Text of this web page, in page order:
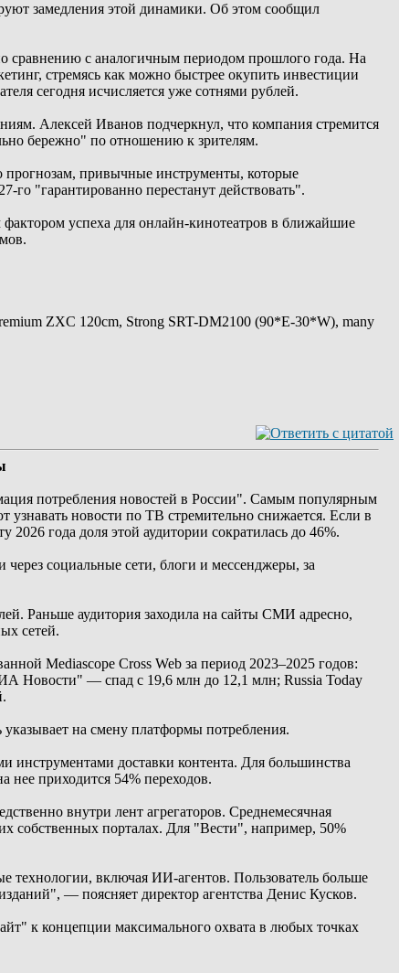
замедления этой динамики. Об этом сообщил
сравнению с аналогичным периодом прошлого года. На
стремясь как можно быстрее окупить инвестиции
сегодня исчисляется уже сотнями рублей.
Алексей Иванов подчеркнул, что компания стремится
бережно" по отношению к зрителям.
прогнозам, привычные инструменты, которые
го "гарантированно перестанут действовать".
успеха для онлайн-кинотеатров в ближайшие
ZXC 120cm, Strong SRT-DM2100 (90*E-30*W), many
потребления новостей в России". Самым популярным
узнавать новости по ТВ стремительно снижается. Если в
года доля этой аудитории сократилась до 46%.
через социальные сети, блоги и мессенджеры, за
Раньше аудитория заходила на сайты СМИ адресно,
сетей.
Mediascope Cross Web за период 2023–2025 годов:
Новости" — спад с 19,6 млн до 12,1 млн; Russia Today
на смену платформы потребления.
инструментами доставки контента. Для большинства
нее приходится 54% переходов.
внутри лент агрегаторов. Среднемесячная
собственных порталах. Для "Вести", например, 50%
технологии, включая ИИ-агентов. Пользователь больше
— поясняет директор агентства Денис Кусков.
к концепции максимального охвата в любых точках